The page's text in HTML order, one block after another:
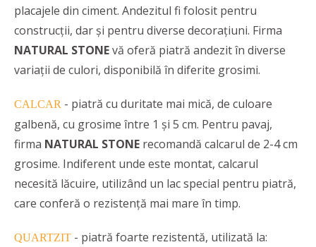
placajele din ciment. Andezitul fi folosit pentru
construcții, dar și pentru diverse decorațiuni. Firma
NATURAL STONEvă oferă piatră andezit în diverse
variații de culori, disponibilă în diferite grosimi.
CALCAR - piatră cu duritate mai mică, de culoare
galbenă, cu grosime între 1 și 5 cm. Pentru pavaj,
firma NATURAL STONE recomandă calcarul de 2-4 cm
grosime. Indiferent unde este montat, calcarul
necesită lăcuire, utilizând un lac special pentru piatră,
care conferă o rezistență mai mare în timp.
QUARTZIT - piatră foarte rezistentă, utilizată la: